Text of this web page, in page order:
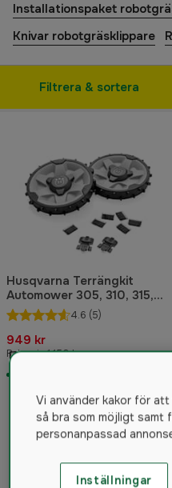
Installationspaket
Knivar robotgräsklippare
Filtrera & sortera
Husqvarna Terrängkit
Automower 305, 310, 315,
405x och 415x
4.6 (5)
949 kr
Rek. pris 1 150 kr
Vi använder kakor för
så bra som möjligt samt
personanpassad
Inställningar